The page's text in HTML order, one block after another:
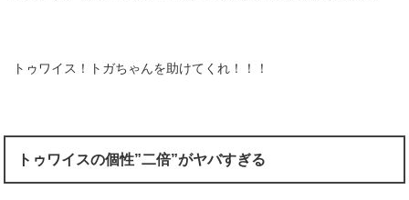
トゥワイス！トガちゃんを助けてくれ！！！
トゥワイスの個性”二倍”がヤバすぎる